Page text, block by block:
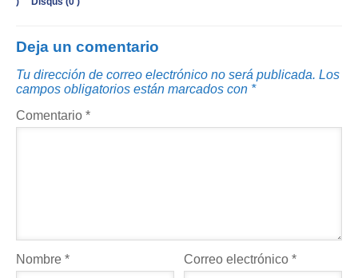
Deja un comentario
Tu dirección de correo electrónico no será publicada. Los
campos obligatorios están marcados con *
Comentario *
Nombre * Correo electrónico*